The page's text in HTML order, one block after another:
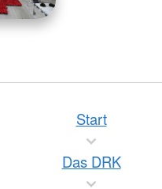
Start
Das DRK